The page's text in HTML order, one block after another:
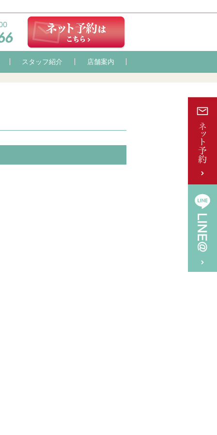
スタッフ紹介 店舗案内